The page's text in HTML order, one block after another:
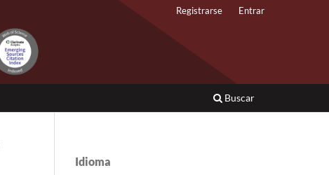
Buscar
Registrarse Entrar
Idioma